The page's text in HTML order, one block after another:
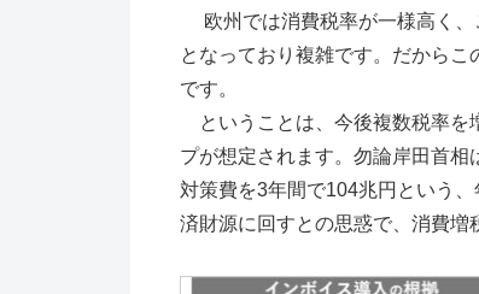
欧州では消費税率が一様高く、
となっており複雑です。だから
です。
ということは、今後複数税率を
プが想定されます。勿論岸田首
対策費を3年間で104兆円という
済財源に回すとの思惑で、消費増